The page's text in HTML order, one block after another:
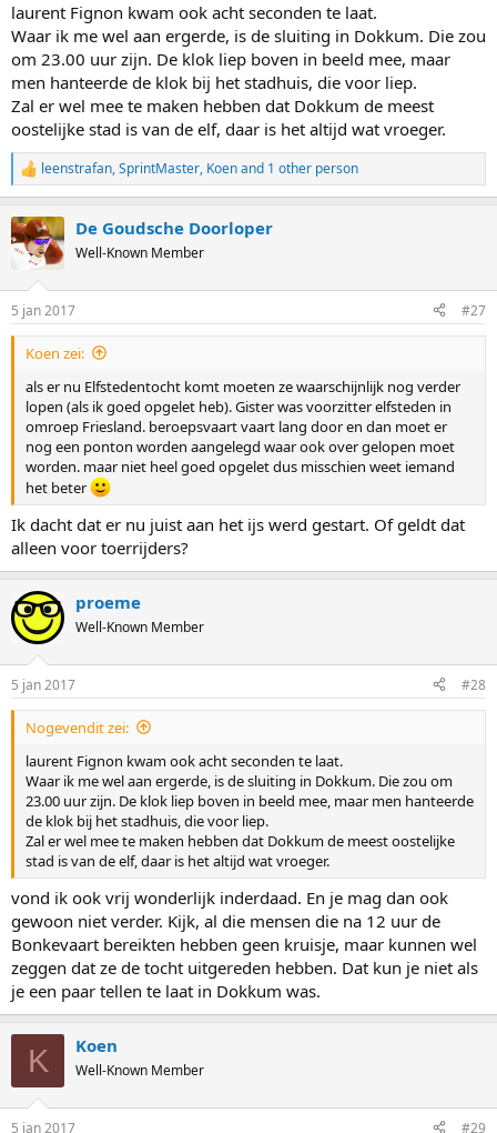
laurent Fignon kwam ook acht seconden te laat.
Waar ik me wel aan ergerde, is de sluiting in Dokkum. Die zou
om 23.00 uur zijn. De klok liep boven in beeld mee, maar
men hanteerde de klok bij het stadhuis, die voor liep.
Zal er wel mee te maken hebben dat Dokkum de meest
oostelijke stad is van de elf, daar is het altijd wat vroeger.
R
e
c
t
n
s
:
leenstrafan,SprintMaster, Koenand 1 other person
De Goudsche Doorloper
Well-Known Member
5 jan 2017 #27
Koen zei:
als er nu Elfstedentocht komt moeten ze waarschijnlijk nog verder
lopen (als ik goed opgelet heb). Gister was voorzitter elfsteden in
omroep Friesland. beroepsvaart vaart lang door en dan moet er
nog een ponton worden aangelegd waar ook over gelopen moet
worden. maar niet heel goed opgelet dus misschien weet iemand
het beter
Ik dacht dat er nu juist aan het ijs werd gestart. Of geldt dat
alleen voor toerrijders?
proeme
Well-Known Member
5 jan 2017 #28
Nogevendit zei:
laurent Fignon kwam ook acht seconden te laat.
Waar ik me wel aan ergerde, is de sluiting in Dokkum. Die zou om
23.00 uur zijn. De klok liep boven in beeld mee, maar men hanteerde
de klok bij het stadhuis, die voor liep.
Zal er wel mee te maken hebben dat Dokkum de meest oostelijke
stad is van de elf, daar is het altijd wat vroeger.
vond ik ook vrij wonderlijk inderdaad. En je mag dan ook
gewoon niet verder. Kijk, al die mensen die na 12 uur de
Bonkevaart bereikten hebben geen kruisje, maar kunnen wel
zeggen dat ze de tocht uitgereden hebben. Dat kun je niet als
je een paar tellen te laat in Dokkum was.
K Koen
Well-Known Member
5 jan 2017 #29